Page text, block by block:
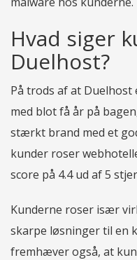
Hvad siger
Duelhost?
På trods af at
med blot få år på
stærkt brand med et
kunder roser
score på 4.4 ud af 5
Kunderne roser især
skarpe løsninger til en
fremhæver også, at